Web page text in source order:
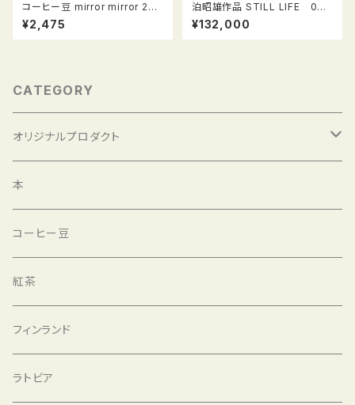
コーヒー豆 mirror mirror 200
g & OUT OF AFRICA 100g
¥2,475
泊昭雄作品 STILL LIFE 06
WHITE ROSE（ホワイトロー
ズ）
¥132,000
CATEGORY
オリジナルプロダクト
選書と豆
選書と紅茶
バッグ
アルファベットハンコ
コーヒー豆
本
コーヒー豆
紅茶
フィンランド
ラトビア